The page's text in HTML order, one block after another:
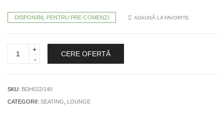
DISPONIBIL PENTRU PRE-COMENZI
BUDDYHUB
BDH022
CERE OFERTĂ
ADAUGĂ LA FAVORITE
SKU: BDH022/140
CATEGORII: SEATING, LOUNGE